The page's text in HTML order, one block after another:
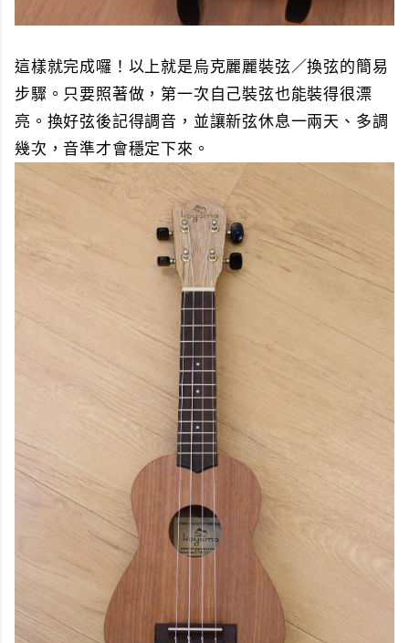
這樣就完成囉！以上就是烏克麗麗裝弦／換弦的簡易
步驟。只要照著做，第一次自己裝弦也能裝得很漂
亮。換好弦後記得調音，並讓新弦休息一兩天、多調
幾次，音準才會穩定下來。